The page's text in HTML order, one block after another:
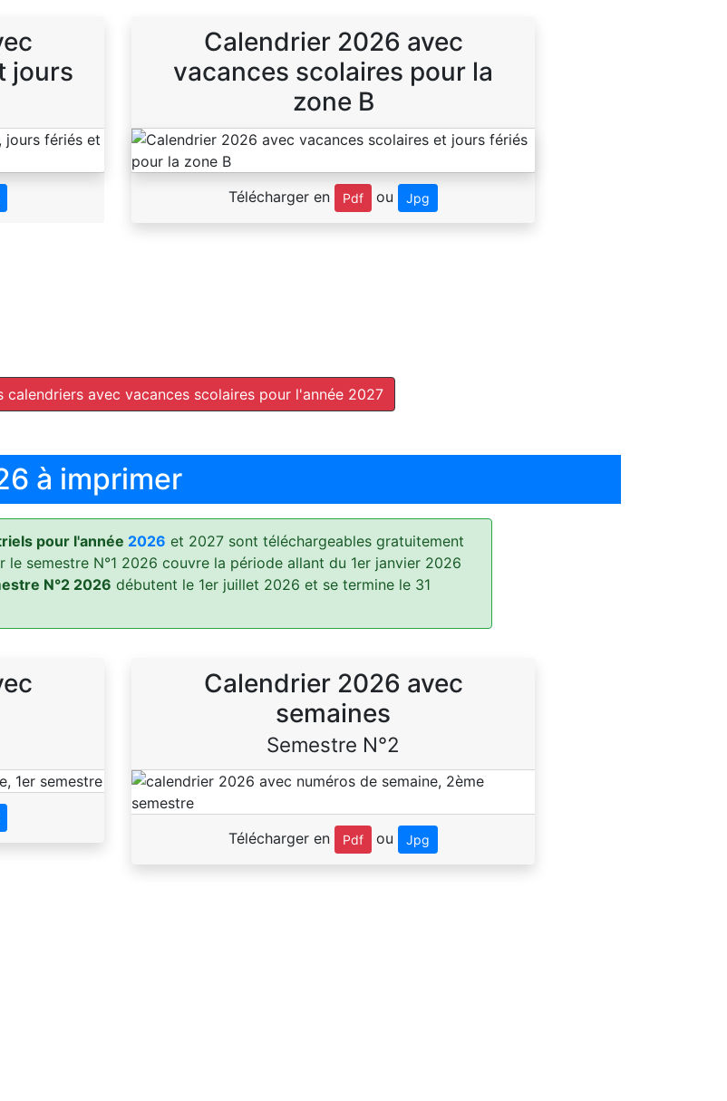
jours
Calendrier 2026 avec
vacances scolaires pour la
zone B
Télécharger en Pdf ou Jpg
calendriers avec vacances scolaires pour l'année 2027
à imprimer
pour l'année 2026 et 2027 sont téléchargeables gratuitement
le semestre N°1 2026 couvre la période allant du 1er janvier 2026
N°2 2026 débutent le 1er juillet 2026 et se termine le 31
Calendrier 2026 avec
semaines
Semestre N°2
Télécharger en Pdf ou Jpg